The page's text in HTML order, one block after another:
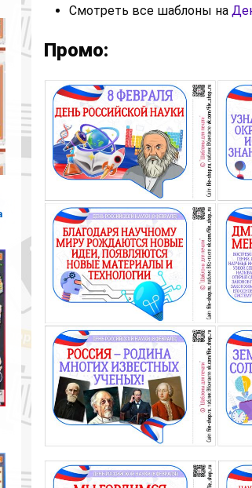
Смотреть все шаблоны на
Промо: